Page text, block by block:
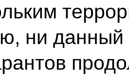
ни данный